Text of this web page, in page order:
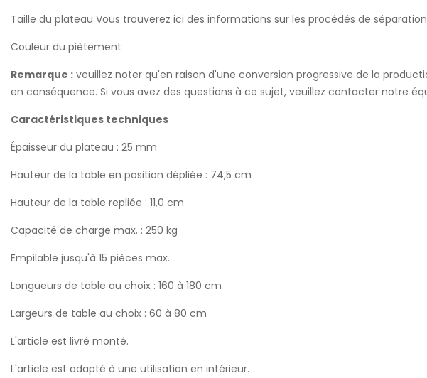
Taille du plateau Vous trouverez ici des informations sur les procédés de
Couleur du piètement
Remarque : veuillez noter qu'en raison d'une conversion progressive de la
en conséquence. Si vous avez des questions à ce sujet, veuillez contacter notre
Caractéristiques techniques
Épaisseur du plateau : 25 mm
Hauteur de la table en position dépliée : 74,5 cm
Hauteur de la table repliée : 11,0 cm
Capacité de charge max. : 250 kg
Empilable jusqu'à 15 pièces max.
Longueurs de table au choix : 160 à 180 cm
Largeurs de table au choix : 60 à 80 cm
L'article est livré monté.
L'article est adapté à une utilisation en intérieur.